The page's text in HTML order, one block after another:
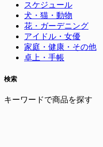
スケジュール
犬・猫・動物
花・ガーデニング
アイドル・女優
家庭・健康・その他
卓上・手帳
検索
キーワードで商品を探す